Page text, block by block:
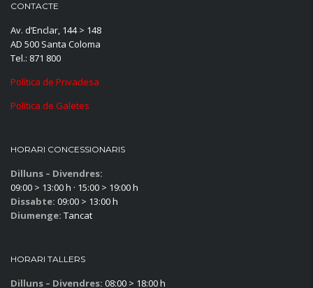
CONTACTE
Av. d’Enclar, 144 > 148
AD 500 Santa Coloma
Tel.: 871 800
Política de Privadesa
Política de Galetes
HORARI CONCESSIONARIS
Dilluns – Divendres:
09:00 > 13:00 h · 15:00 > 19:00 h
Dissabte: 09:00 > 13:00 h
Diumenge: Tancat
HORARI TALLERS
Dilluns – Divendres: 08:00 > 18:00 h